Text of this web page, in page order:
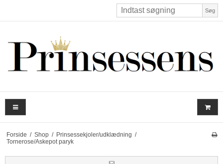
Søg
Forside / Shop / Prinsessekjoler/udklædning /
Tornerose/Askepot paryk